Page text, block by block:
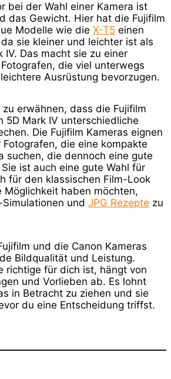
bei der Wahl einer Kamera ist
das Gewicht. Hier hat die Fujifilm
Modelle wie die X-T5 einen
sie kleiner und leichter ist als
IV. Das macht sie zu einer
die viel unterwegs
Ausrüstung bevorzugen.
erwähnen, dass die Fujifilm
5D Mark IV unterschiedliche
Die Fujifilm Kameras eignen
die eine kompakte
suchen, die dennoch eine gute
ist auch eine gute Wahl für
für den klassischen Film-Look
Möglichkeit haben möchten,
und JPG Rezepte zu
und die Canon Kameras
Bildqualität und Leistung.
richtige für dich ist, hängt von
und Vorlieben ab. Es lohnt
in Betracht zu ziehen und sie
du eine Entscheidung triffst.